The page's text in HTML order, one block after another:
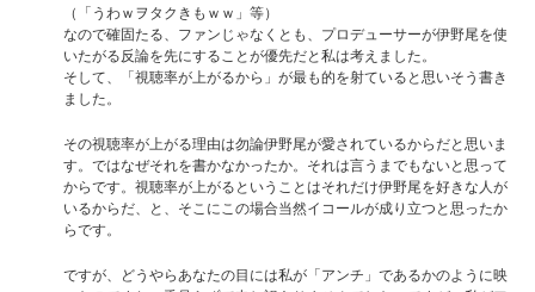
（「うわｗヲタクきもｗｗ」等）
なので確固たる、ファンじゃなくとも、プロデューサーが伊野尾を使
いたがる反論を先にすることが優先だと私は考えました。
そして、「視聴率が上がるから」が最も的を射ていると思いそう書き
ました。
その視聴率が上がる理由は勿論伊野尾が愛されているからだと思いま
す。ではなぜそれを書かなかったか。それは言うまでもないと思って
からです。視聴率が上がるということはそれだけ伊野尾を好きな人が
いるからだ、と、そこにこの場合当然イコールが成り立つと思ったか
らです。
ですが、どうやらあなたの目には私が「アンチ」であるかのように映